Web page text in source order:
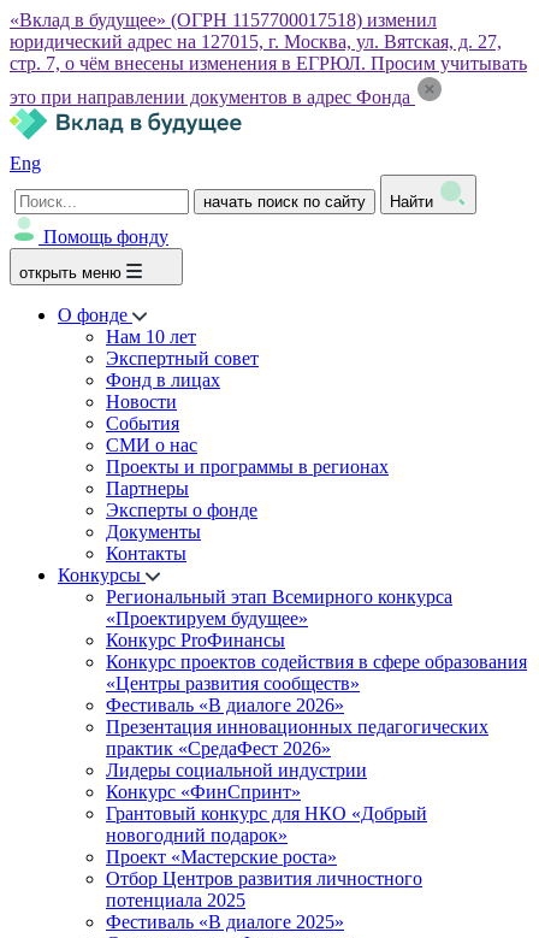
«Вклад в будущее» (ОГРН 1157700017518) изменил
юридический адрес на 127015, г. Москва, ул. Вятская, д. 27,
стр. 7, о чём внесены изменения в ЕГРЮЛ. Просим учитывать
это при направлении документов в адрес Фонда
Eng
начать поиск по сайту Найти
Помощь фонду
открыть меню
О фонде
Нам 10 лет
Экспертный совет
Фонд в лицах
Новости
События
СМИ о нас
Проекты и программы в регионах
Партнеры
Эксперты о фонде
Документы
Контакты
Конкурсы
Региональный этап Всемирного конкурса
«Проектируем будущее»
Конкурс ProФинансы
Конкурс проектов содействия в сфере образования
«Центры развития сообществ»
Фестиваль «В диалоге 2026»
Презентация инновационных педагогических
практик «СредаФест 2026»
Лидеры социальной индустрии
Конкурс «ФинСпринт»
Грантовый конкурс для НКО «Добрый
новогодний подарок»
Проект «Мастерские роста»
Отбор Центров развития личностного
потенциала 2025
Фестиваль «В диалоге 2025»